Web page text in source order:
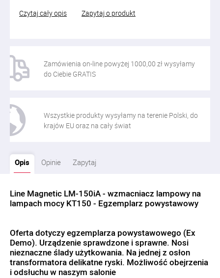
Czytaj cały opis
Zapytaj o produkt
Zamówienia on-line powyżej 1000,00 zł wysyłamy
do Ciebie GRATIS
Wszystkie produkty wysyłamy na terenie Polski, do
krajów EU oraz na cały świat
Opis Opinie Zapytaj
Line Magnetic LM-150iA - wzmacniacz lampowy na
lampach mocy KT150 - Egzemplarz powystawowy
Oferta dotyczy egzemplarza powystawowego (Ex
Demo). Urządzenie sprawdzone i sprawne. Nosi
nieznaczne ślady użytkowania. Na jednej z osłon
transformatora delikatne ryski. Możliwość obejrzenia
i odsłuchu w naszym salonie